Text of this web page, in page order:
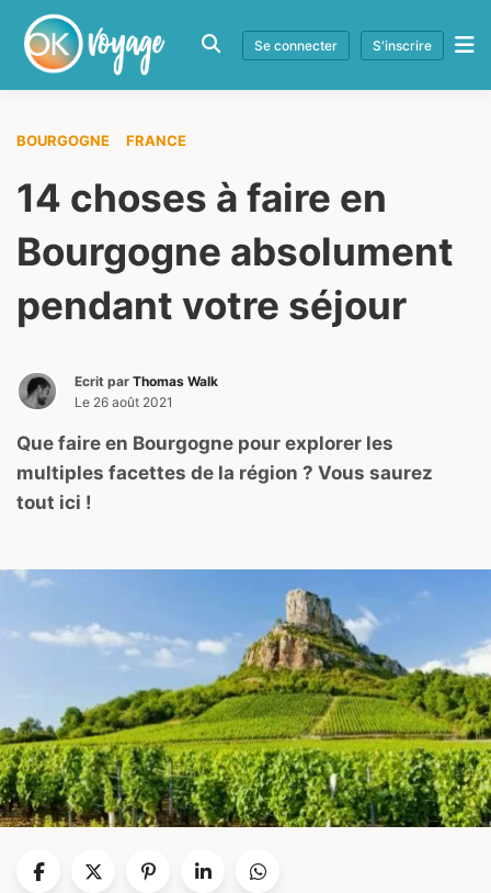
Se connecter S'inscrire
BOURGOGNE FRANCE
14 choses à faire en
Bourgogne absolument
pendant votre séjour
Ecrit par Thomas Walk
Le 26 août 2021
Que faire en Bourgogne pour explorer les
multiples facettes de la région ? Vous saurez
tout ici !